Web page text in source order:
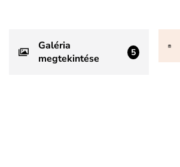
Galéria
megtekintése
5